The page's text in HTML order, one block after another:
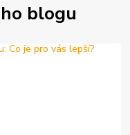
blogu